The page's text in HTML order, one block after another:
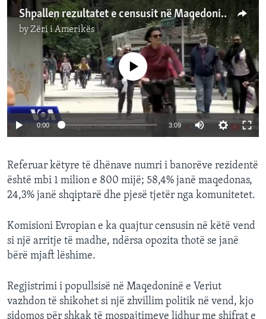
Shpallen rezultatet e censusit në Maqedoninë e Veriut
byZëri i Amerikës
No media source currently available
0:00 3:09
Referuar këtyre të dhënave numri i banorëve rezidentë
është mbi 1 milion e 800 mijë; 58,4% janë maqedonas,
24,3% janë shqiptarë dhe pjesë tjetër nga komunitetet.
Komisioni Evropian e ka quajtur censusin në këtë vend
si një arritje të madhe, ndërsa opozita thotë se janë
bërë mjaft lëshime.
Regjistrimi i popullsisë në Maqedoninë e Veriut
vazhdon të shikohet si një zhvillim politik në vend, kjo
sidomos për shkak të mospajtimeve lidhur me shifrat e